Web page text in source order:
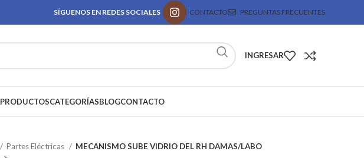
SÍGUENOS EN REDES SOCIALES CONTACTO PREGUNTAS FRECUENTES
INGRESAR
PRODUCTOSCATEGORÍASBLOGCONTACTO
Partes Eléctricas MECANISMO SUBE VIDRIO DEL RH DAMAS/LABO